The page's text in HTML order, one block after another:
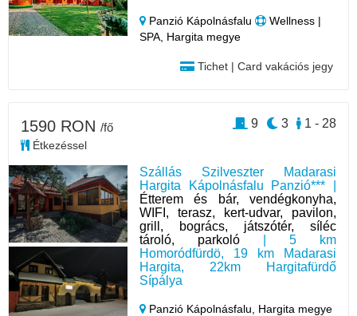
Panzió Kápolnásfalu
Wellness |
SPA, Hargita megye
Tichet | Card vakációs jegy
Szállás Szilveszter Madarasi
Hargita Kápolnásfalu Panzió*** |
Étterem és bár, vendégkonyha,
WIFI, terasz, kert-udvar, pavilon,
grill, bogrács, játszótér, síléc
tároló, parkoló | 5 km
Homoródfürdö, 19 km Madarasi
Hargita, 22km Hargitafürdő
Sípálya
Panzió Kápolnásfalu, Hargita megye
1590 RON /fő
Étkezéssel
1 - 28
3
9